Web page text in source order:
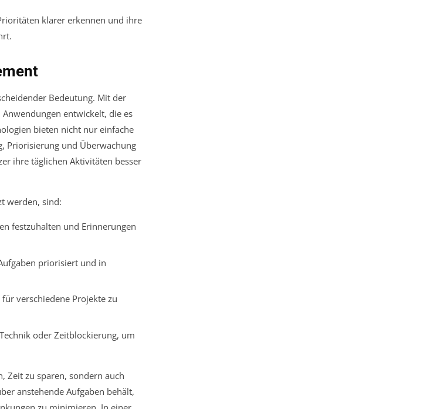
klarer erkennen und ihre
Bedeutung. Mit der
entwickelt, die es
bieten nicht nur einfache
Priorisierung und Überwachung
ihre täglichen Aktivitäten besser
werden, sind:
festzuhalten und Erinnerungen
priorisiert und in
verschiedene Projekte zu
oder Zeitblockierung, um
Zeit zu sparen, sondern auch
anstehende Aufgaben behält,